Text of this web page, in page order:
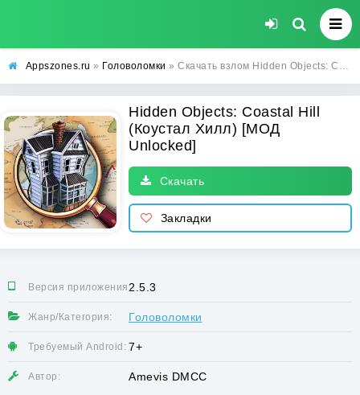
Appszones.ru » Головоломки » Скачать взлом Hidden Objects: Coastal Hill (Коустал Хилл) [МОД Unlocked] на Андроид
Hidden Objects: Coastal Hill
(Коустал Хилл) [МОД
Unlocked]
Скачать
Закладки
Версия приложения:2.5.3
Жанр/Категория: Головоломки
Требуемый Android: 7+
Автор: Amevis DMCC